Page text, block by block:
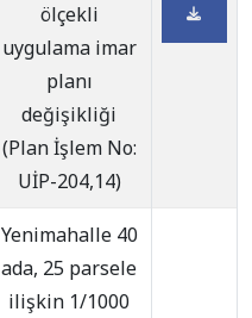
ölçekli
uygulama imar
planı
değişikliği
(Plan İşlem No:
UİP-204,14)
Yenimahalle 40
ada, 25 parsele
ilişkin 1/1000